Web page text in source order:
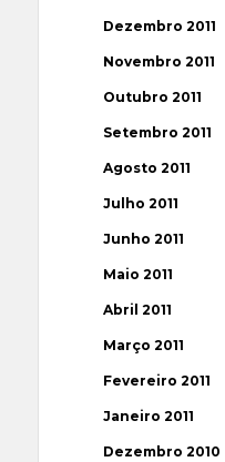
Dezembro 2011
Novembro 2011
Outubro 2011
Setembro 2011
Agosto 2011
Julho 2011
Junho 2011
Maio 2011
Abril 2011
Março 2011
Fevereiro 2011
Janeiro 2011
Dezembro 2010